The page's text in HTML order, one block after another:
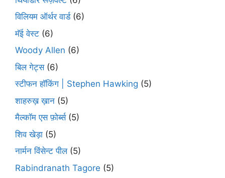
विलियम ऑर्थर वार्ड(6)
मॅई वेस्ट (6)
Woody Allen (6)
बिल गेट्स(6)
स्टीफन हॉकिंग | Stephen Hawking (5)
शाहरुख़ ख़ान (5)
मैल्कॉम एस फ़ोर्ब्स(5)
शिव खेड़ा (5)
नार्मन विंसेन्ट पील(5)
Rabindranath Tagore (5)